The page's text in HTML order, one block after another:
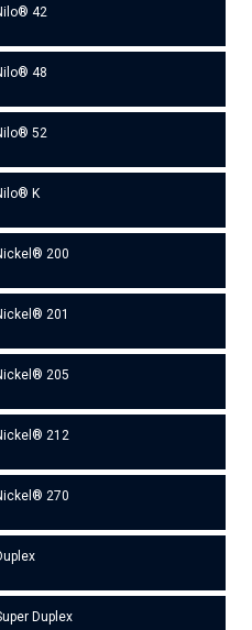
42
48
52
K
200
201
205
212
270
Duplex